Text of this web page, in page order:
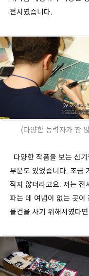
전시였습니다.
(다양한 능력자가 참
다양한 작품을 보는 신
부분도 있었습니다. 조금
적지 않더라고요. 저는 전
파는 데 여념이 없는 곳이
물건을 사기 위해서였다